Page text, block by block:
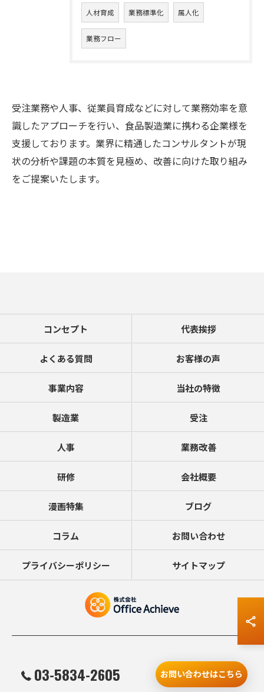
人材育成 業務標準化 属人化
業務フロー
受注業務や人事、従業員育成などに対して業務効率を意
識したアプローチを行い、食品製造業に携わる企業様を
支援しております。業界に精通したコンサルタントが現
状の分析や課題の本質を見極め、改善に向けた取り組み
をご提案いたします。
03-5834-2605 お問い合わせはこちら
コンセプト 代表挨拶
よくある質問 お客様の声
事業内容 当社の特徴
製造業 受注
人事 業務改善
研修 会社概要
漫画特集 ブログ
コラム お問い合わせ
プライバシーポリシー サイトマップ
© 2026 食品のコンサルタントなら株式会社Office Achieve ALL RIGHTS
RESERVED.